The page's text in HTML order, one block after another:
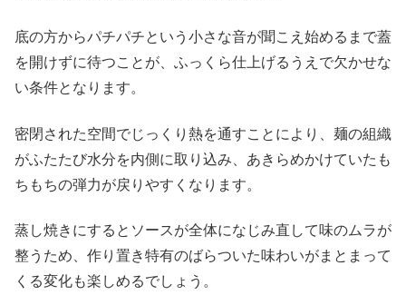
底の方からパチパチという小さな音が聞こえ始めるまで蓋
を開けずに待つことが、ふっくら仕上げるうえで欠かせな
い条件となります。
密閉された空間でじっくり熱を通すことにより、麺の組織
がふたたび水分を内側に取り込み、あきらめかけていたも
ちもちの弾力が戻りやすくなります。
蒸し焼きにするとソースが全体になじみ直して味のムラが
整うため、作り置き特有のばらついた味わいがまとまって
くる変化も楽しめるでしょう。